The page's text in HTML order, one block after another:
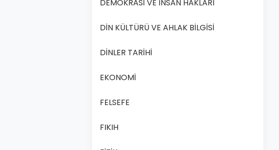
DEMOKRASİ VE İNSAN HAKLARI
DİN KÜLTÜRÜ VE AHLAK BİLGİSİ
DİNLER TARİHİ
EKONOMİ
FELSEFE
FIKIH